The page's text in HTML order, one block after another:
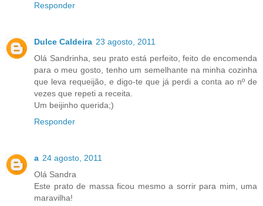
Responder
Dulce Caldeira 23 agosto, 2011
Olá Sandrinha, seu prato está perfeito, feito de encomenda
para o meu gosto, tenho um semelhante na minha cozinha
que leva requeijão, e digo-te que já perdi a conta ao nº de
vezes que repeti a receita.
Um beijinho querida;)
Responder
a 24 agosto, 2011
Olá Sandra
Este prato de massa ficou mesmo a sorrir para mim, uma
maravilha!